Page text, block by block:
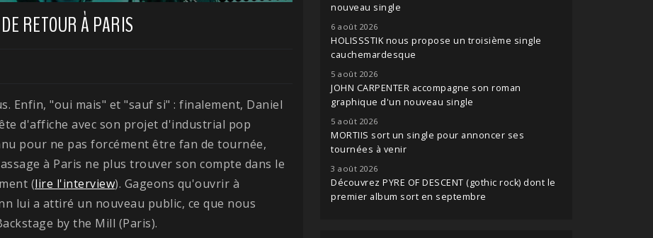
RETOUR À PARIS
Enfin, "oui mais" et "sauf si" : finalement, Daniel
d'affiche avec son projet d'industrial pop
pour ne pas forcément être fan de tournée,
à Paris ne plus trouver son compte dans le
(lire l'interview). Gageons qu'ouvrir à
lui a attiré un nouveau public, ce que nous
by the Mill (Paris).
nouveau single
6 août 2026
HOLISSSTIK nous propose un troisième single
cauchemardesque
5 août 2026
JOHN CARPENTER accompagne son roman
graphique d'un nouveau single
5 août 2026
MORTIIS sort un single pour annoncer ses
tournées à venir
3 août 2026
Découvrez PYRE OF DESCENT (gothic rock) dont le
premier album sort en septembre